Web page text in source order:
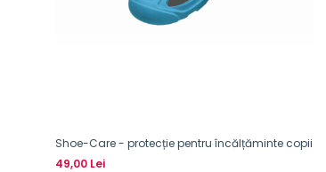
Shoe-Care - protecție pentru încălțăminte copii
49,00 Lei